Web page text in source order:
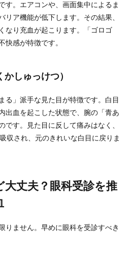
す。エアコンや、画面集中によるま
リア機能が低下します。その結果、
なり充血が起こります。「ゴロゴ
快感が特徴です。
しゅっけつ）
る」派手な見た目が特徴です。白目
出血を起こした状態で、腕の「青あ
です。見た目に反して痛みはなく、
収され、元のきれいな白目に戻りま
大丈夫？眼科受診を推
りません。早めに眼科を受診すべき